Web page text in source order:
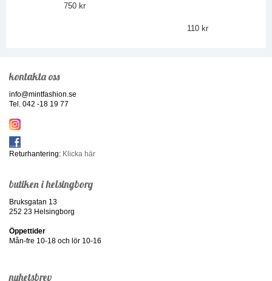
750 kr
110 kr
kontakta oss
info@mintfashion.se
Tel. 042 -18 19 77
Returhantering: Klicka här
butiken i helsingborg
Bruksgatan 13
252 23 Helsingborg
Öppettider
Mån-fre 10-18 och lör 10-16
nyhetsbrev